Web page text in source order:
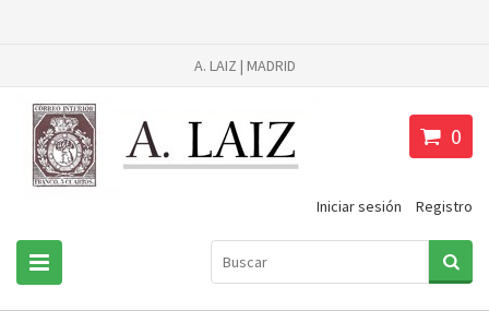
A. LAIZ | MADRID
0
Iniciar sesión Registro